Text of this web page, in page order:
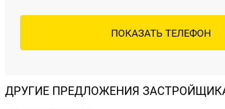
ПОКАЗАТЬ ТЕЛЕФОН
ДРУГИЕ ПРЕДЛОЖЕНИЯ